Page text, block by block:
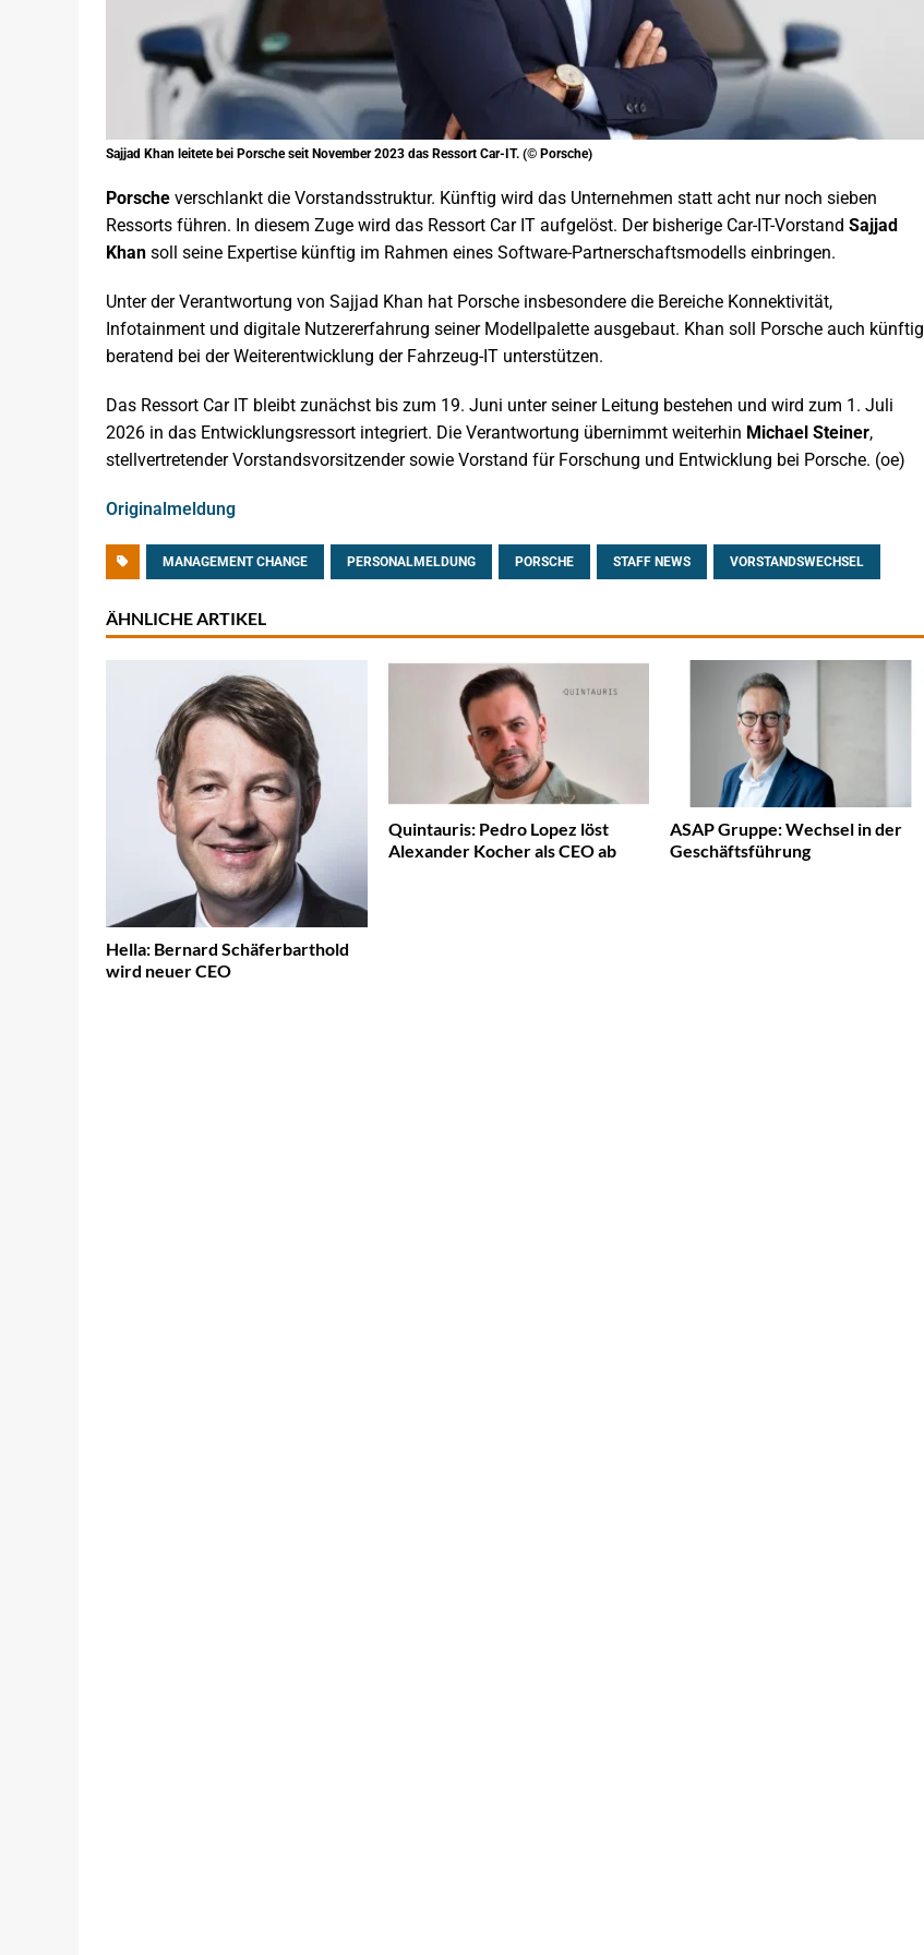
Sajjad Khan leitete bei Porsche seit November 2023 das Ressort Car-IT. (© Porsche)
Porsche verschlankt die Vorstandsstruktur. Künftig wird das Unternehmen statt acht nur noch sieben
Ressorts führen. In diesem Zuge wird das Ressort Car IT aufgelöst. Der bisherige Car-IT-Vorstand Sajjad
Khan soll seine Expertise künftig im Rahmen eines Software-Partnerschaftsmodells einbringen.
Unter der Verantwortung von Sajjad Khan hat Porsche insbesondere die Bereiche Konnektivität,
Infotainment und digitale Nutzererfahrung seiner Modellpalette ausgebaut. Khan soll Porsche auch künftig
beratend bei der Weiterentwicklung der Fahrzeug-IT unterstützen.
Das Ressort Car IT bleibt zunächst bis zum 19. Juni unter seiner Leitung bestehen und wird zum 1. Juli
2026 in das Entwicklungsressort integriert. Die Verantwortung übernimmt weiterhin Michael Steiner,
stellvertretender Vorstandsvorsitzender sowie Vorstand für Forschung und Entwicklung bei Porsche. (oe)
Originalmeldung
MANAGEMENT CHANGE PERSONALMELDUNG PORSCHE STAFF NEWS VORSTANDSWECHSEL
ÄHNLICHE ARTIKEL
Hella: Bernard Schäferbarthold
wird neuer CEO
Quintauris: Pedro Lopez löst
Alexander Kocher als CEO ab
ASAP Gruppe: Wechsel in der
Geschäftsführung